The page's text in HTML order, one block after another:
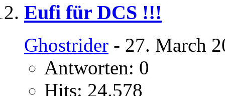
Eufi für DCS !!!
Ghostrider - 27. March
Antworten: 0
Hits: 24.578